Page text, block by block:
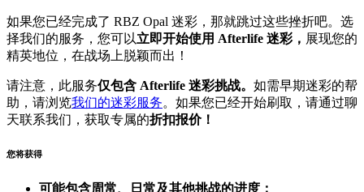
如果您已经完成了 RBZ Opal 迷彩，那就跳过这些挫折吧。选
择我们的服务，您可以立即开始使用 Afterlife 迷彩， 展现您的
精英地位，在战场上脱颖而出！
请注意，此服务仅包含 Afterlife 迷彩挑战。 如需早期迷彩的帮
助，请浏览我们的迷彩服务。如果您已经开始刷取，请通过聊
天联系我们，获取专属的折扣报价！
您将获得
可能包含周常、日常及其他挑战的进度；